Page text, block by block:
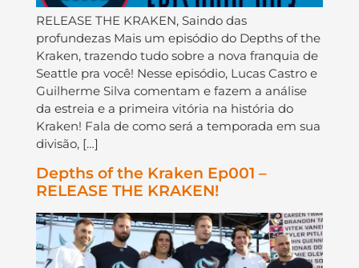
RELEASE THE KRAKEN, Saindo das
profundezas Mais um episódio do Depths of the
Kraken, trazendo tudo sobre a nova franquia de
Seattle pra você! Nesse episódio, Lucas Castro e
Guilherme Silva comentam e fazem a análise
da estreia e a primeira vitória na história do
Kraken! Fala de como será a temporada em sua
divisão, […]
Depths of the Kraken Ep001 –
RELEASE THE KRAKEN!